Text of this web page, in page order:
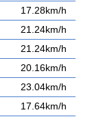
17.28km/h
21.24km/h
21.24km/h
20.16km/h
23.04km/h
17.64km/h